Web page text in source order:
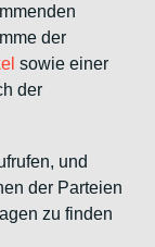
der
sowie einer
der
und
der Parteien
zu finden